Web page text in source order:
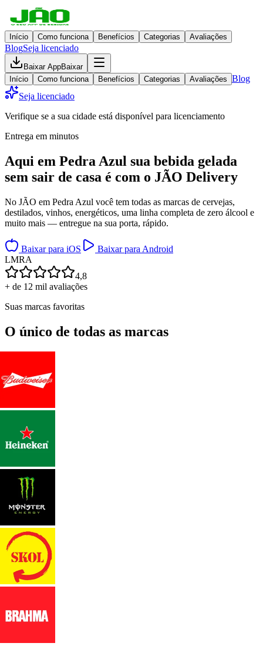
Início Como funciona Benefícios Categorias Avaliações
BlogSeja licenciado
Baixar AppBaixar
Início
Como funciona Benefícios Categorias Avaliações Blog
Seja licenciado
Verifique se a sua cidade está disponível para licenciamento
Entrega em minutos
Aqui em Pedra Azul sua bebida gelada
sem sair de casa é com o JÃO Delivery
No JÃO em Pedra Azul você tem todas as marcas de cervejas,
destilados, vinhos, energéticos, uma linha completa de zero álcool e
muito mais — entregue na sua porta, rápido.
Baixar para iOS
Baixar para Android
LMRA
4,8
+ de 12 mil avaliações
Suas marcas favoritas
O único de todas as marcas